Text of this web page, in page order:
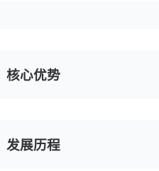
核心优势
发展历程